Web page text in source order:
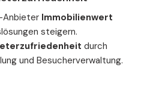
Immobilienwert
steigern.
durch
und Besucherverwaltung.